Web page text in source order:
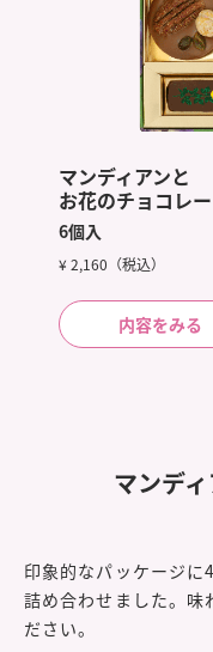
マンディアンと
お花のチョコレ
6個入
¥ 2,160（税込）
内容をみる
マンデ
印象的なパッケージに
詰め合わせました。味
ださい。